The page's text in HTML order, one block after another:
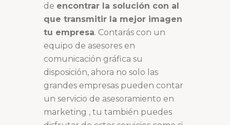
de encontrar la solución con al
que transmitir la mejor imagen
tu empresa. Contarás con un
equipo de asesores en
comunicación gráfica su
disposición, ahora no solo las
grandes empresas pueden contar
un servicio de asesoramiento en
marketing , tu también puedes